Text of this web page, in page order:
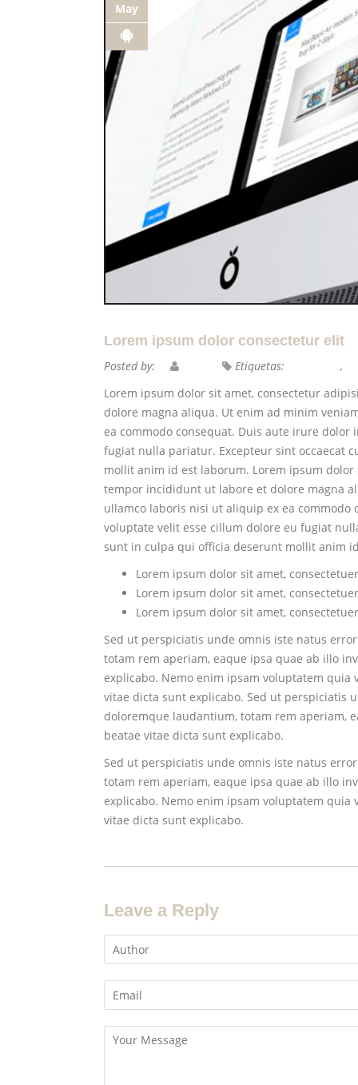
May
Lorem ipsum dolor consectetur elit
Posted by: Etiquetas: ,
Lorem ipsum dolor sit amet, consectetur
dolore magna aliqua. Ut enim ad minim
ea commodo consequat. Duis aute irure
fugiat nulla pariatur. Excepteur sint occaecat
mollit anim id est laborum. Lorem ipsum
tempor incididunt ut labore et dolore magna
ullamco laboris nisi ut aliquip ex ea
voluptate velit esse cillum dolore eu fugiat
sunt in culpa qui officia deserunt mollit anim
Lorem ipsum dolor sit amet,
Lorem ipsum dolor sit amet,
Lorem ipsum dolor sit amet,
Sed ut perspiciatis unde omnis iste natus
totam rem aperiam, eaque ipsa quae ab illo
explicabo. Nemo enim ipsam voluptatem
vitae dicta sunt explicabo. Sed ut perspiciatis
doloremque laudantium, totam rem aperiam,
beatae vitae dicta sunt explicabo.
Sed ut perspiciatis unde omnis iste natus
totam rem aperiam, eaque ipsa quae ab illo
explicabo. Nemo enim ipsam voluptatem
vitae dicta sunt explicabo.
Leave a Reply